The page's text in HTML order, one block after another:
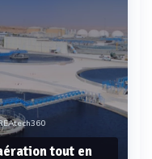
tout en